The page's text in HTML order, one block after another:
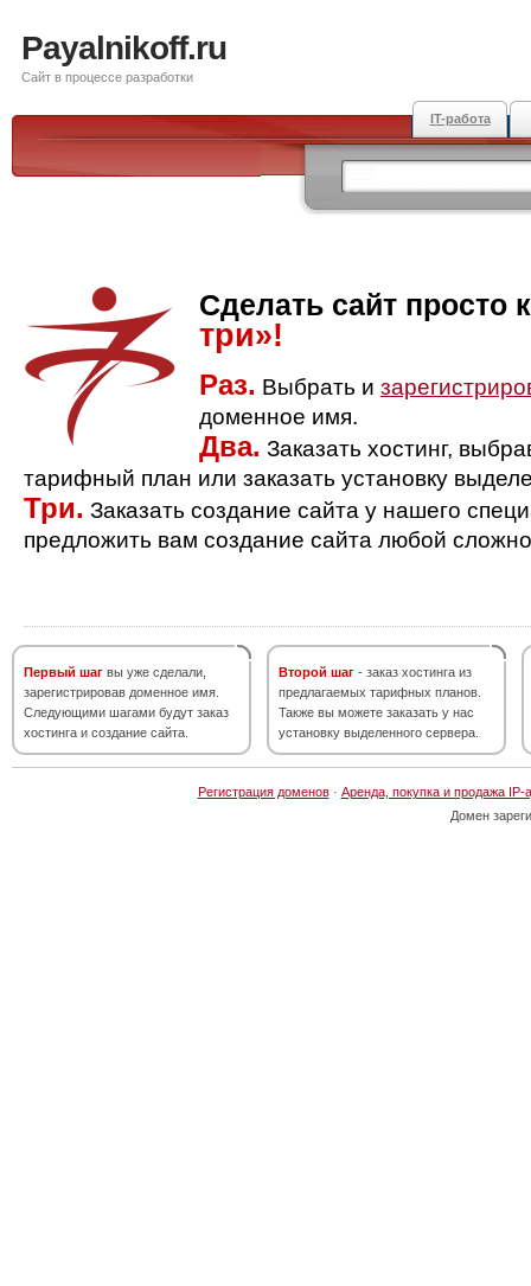
Payalnikoff.ru
Сайт в процессе разработки
IT-работа
Сделать сайт просто
три»!
Раз. Выбрать и
доменное имя.
Два. Заказать хостинг,
тарифный план или заказать установку
Три. Заказать создание сайта у нашего
предложить вам создание сайта любой
Первый шаг вы уже сделали,
зарегистрировав доменное имя.
Следующими шагами будут заказ
хостинга и создание сайта.
Второй шаг - заказ хостинга из
предлагаемых тарифных планов.
Также вы можете заказать у нас
установку выделенного сервера.
Регистрация доменов· Аренда, покупка и продажа IP-
Домен